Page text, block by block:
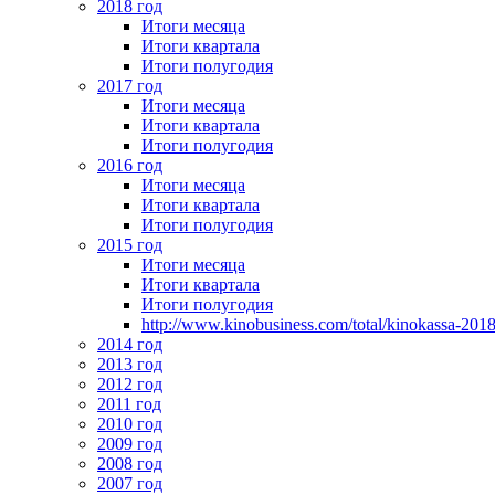
2018 год
Итоги месяца
Итоги квартала
Итоги полугодия
2017 год
Итоги месяца
Итоги квартала
Итоги полугодия
2016 год
Итоги месяца
Итоги квартала
Итоги полугодия
2015 год
Итоги месяца
Итоги квартала
Итоги полугодия
http://www.kinobusiness.com/total/kinokassa-
2014 год
2013 год
2012 год
2011 год
2010 год
2009 год
2008 год
2007 год